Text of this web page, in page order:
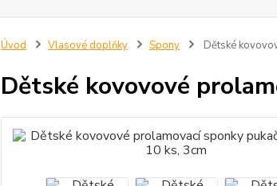
Úvod Vlasové doplňky Spony Dětské
Dětské kovovové